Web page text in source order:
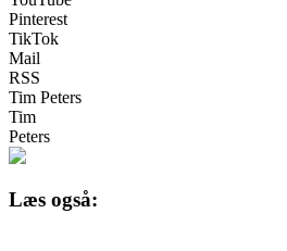
Pinterest
TikTok
Mail
RSS
Tim Peters
Tim
Peters
Læs også: